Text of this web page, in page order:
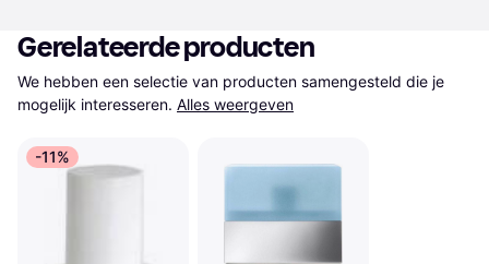
Gerelateerde producten
We hebben een selectie van producten samengesteld die je
mogelijk interesseren. Alles weergeven
-11%